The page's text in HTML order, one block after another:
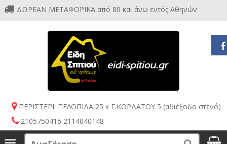
ΔΩΡΕΑΝ ΜΕΤΑΦΟΡΙΚΑ από 80 και άνω εντός Αθηνών
ΠΕΡΙΣΤΕΡΙ: ΠΕΛΟΠΙΔΑ 25 κ Γ.ΚΟΡΔΑΤΟΥ 5 (αδιέξοδο στενό)
2105750415 2114040148
Menu